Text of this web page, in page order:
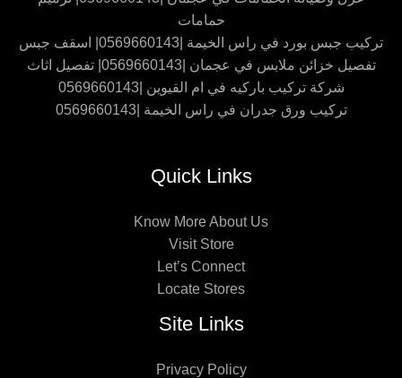
حمامات
تركيب جبس بورد في راس الخيمة |0569660143| اسقف جبس
تفصيل خزائن ملابس في عجمان |0569660143| تفصيل اثاث
شركة تركيب باركيه في ام القيوين |0569660143
تركيب ورق جدران في راس الخيمة |0569660143
Quick Links
Know More About Us
Visit Store
Let’s Connect
Locate Stores
Site Links
Privacy Policy